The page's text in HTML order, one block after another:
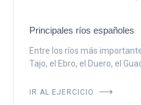
Principales ríos españoles
Entre los ríos más
Tajo, el Ebro, el Duero, el
IR AL EJERCICIO